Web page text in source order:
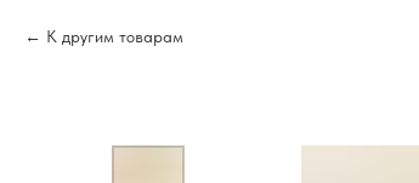
К другим товарам